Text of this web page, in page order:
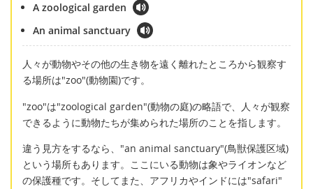
A zoological garden
An animal sanctuary
人々が動物やその他の生き物を遠く離れたところから観察す
る場所は"zoo"(動物園)です。
"zoo"は"zoological garden"(動物の庭)の略語で、人々が観察
できるように動物たちが集められた場所のことを指します。
違う見方をするなら、"an animal sanctuary"(鳥獣保護区域)
という場所もあります。ここにいる動物は象やライオンなど
の保護種です。そしてまた、アフリカやインドには"safari"